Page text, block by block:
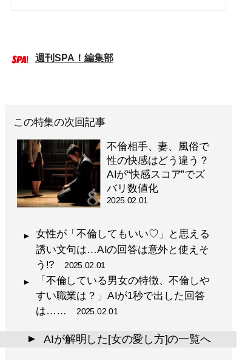
週刊SPA！編集部
この特集の次回記事
不倫相手、妻、風俗で
性の快感はどう違う？
AIが“快感スコア”でズ
バリ数値化
2025.02.01
女性が「不倫してもいい♡」と思える
誘い文句は…AIの回答は意外と使えそ
う!? 2025.02.01
「不倫している男女の特徴、不倫しや
すい職業は？」AIが1秒で出した回答
は…… 2025.02.01
▲ AIが解明した[女の愛し方]の一覧へ